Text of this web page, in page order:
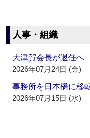
人事・組織
大津賀会長が退任へ
2026年07月24日 (金)
事務所を日本橋に移
2026年07月15日 (水)